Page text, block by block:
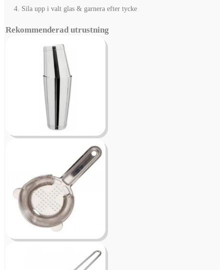
Sila upp i valt glas & garnera efter tycke
Rekommenderad utrustning